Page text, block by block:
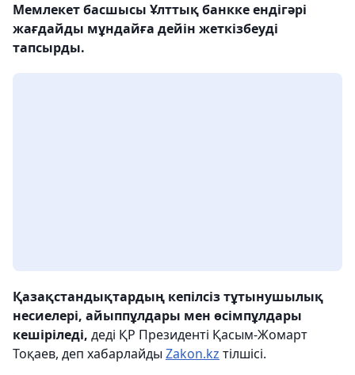
Мемлекет басшысы Ұлттық банкке ендігәрі
жағдайды мұндайға дейін жеткізбеуді
тапсырды.
Қазақстандықтардың кепілсіз тұтынушылық
несиелері, айыппұлдары мен өсімпұлдары
кешіріледі, деді ҚР Президенті Қасым-Жомарт
Тоқаев, деп хабарлайды Zakon.kz тілшісі.